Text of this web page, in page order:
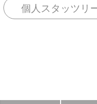
個人スタッツリ